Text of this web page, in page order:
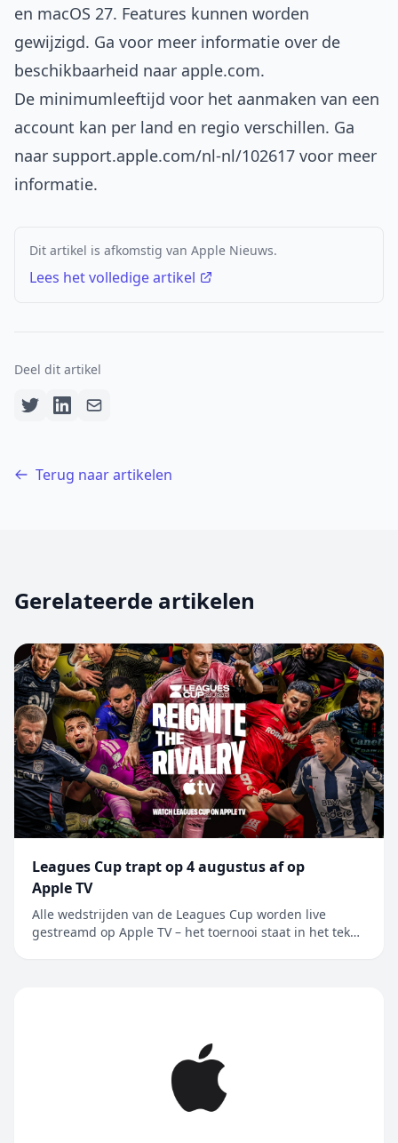
en macOS 27. Features kunnen worden
gewijzigd. Ga voor meer informatie over de
beschikbaarheid naar apple.com.
De minimumleeftijd voor het aanmaken van een
account kan per land en regio verschillen. Ga
naar support.apple.com/nl-nl/102617 voor meer
informatie.
Dit artikel is afkomstig van Apple Nieuws.
Lees het volledige artikel
Deel dit artikel
Terug naar artikelen
Gerelateerde artikelen
Leagues Cup trapt op 4 augustus af op
Apple TV
Alle wedstrijden van de Leagues Cup worden live
gestreamd op Apple TV – het toernooi staat in het teken